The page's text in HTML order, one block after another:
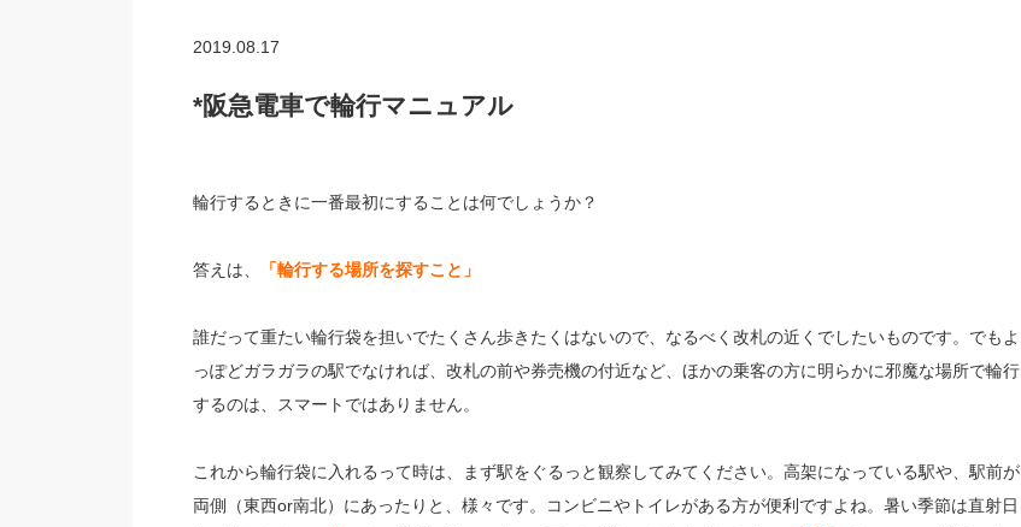
2019.08.17
*阪急電車で輪行マニュアル
輪行するときに一番最初にすることは何でしょうか？
答えは、 「輪行する場所を探すこと」
誰だって重たい輪行袋を担いでたくさん歩きたくはないので、なるべく改札の近くでしたいものです。でもよ
っぽどガラガラの駅でなければ、改札の前や券売機の付近など、ほかの乗客の方に明らかに邪魔な場所で輪行
するのは、スマートではありません。
これから輪行袋に入れるって時は、まず駅をぐるっと観察してみてください。高架になっている駅や、駅前が
両側（東西or南北）にあったりと、様々です。コンビニやトイレがある方が便利ですよね。暑い季節は直射日